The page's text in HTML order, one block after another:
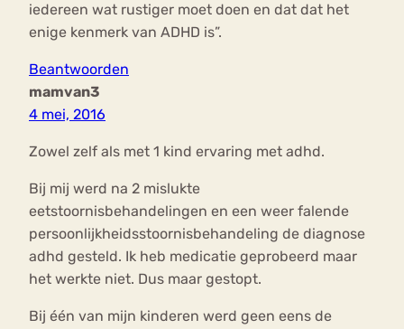
iedereen wat rustiger moet doen en dat dat het
enige kenmerk van ADHD is”.
Beantwoorden
mamvan3
4 mei, 2016
Zowel zelf als met 1 kind ervaring met adhd.
Bij mij werd na 2 mislukte
eetstoornisbehandelingen en een weer falende
persoonlijkheidsstoornisbehandeling de diagnose
adhd gesteld. Ik heb medicatie geprobeerd maar
het werkte niet. Dus maar gestopt.
Bij één van mijn kinderen werd geen eens de